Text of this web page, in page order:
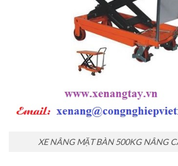
XE NÂNG MẶT BÀN 500KG NÂNG